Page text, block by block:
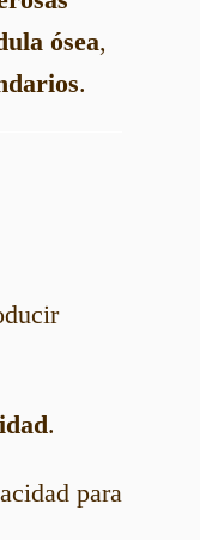
ósea,
.
.
para